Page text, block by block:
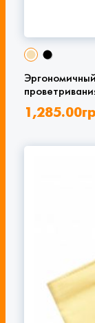
1,285.00